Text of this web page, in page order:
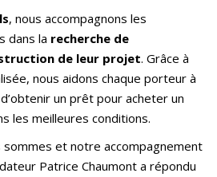
, nous accompagnons les
dans la recherche de
de leur projet. Grâce à
nous aidons chaque porteur à
un prêt pour acheter un
les meilleures conditions.
sommes et notre accompagnement
Patrice Chaumont a répondu